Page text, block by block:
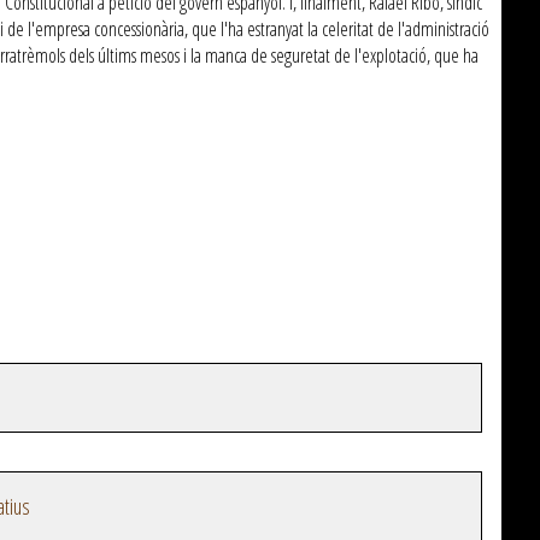
l'empresa concessionària, que l'ha estranyat la celeritat de l'administració
dels últims mesos i la manca de seguretat de l'explotació, que ha